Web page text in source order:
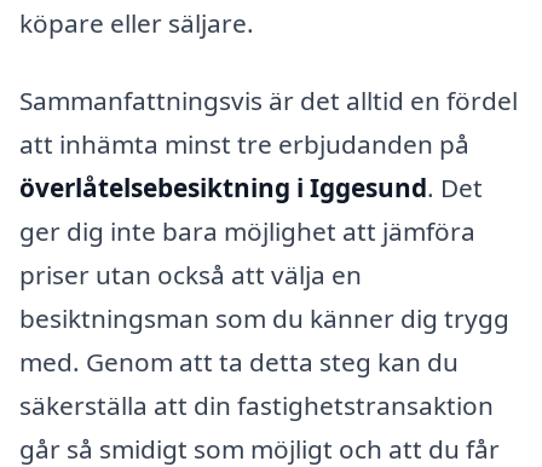
köpare eller säljare.
Sammanfattningsvis är det alltid en fördel
att inhämta minst tre erbjudanden på
överlåtelsebesiktning i Iggesund. Det
ger dig inte bara möjlighet att jämföra
priser utan också att välja en
besiktningsman som du känner dig trygg
med. Genom att ta detta steg kan du
säkerställa att din fastighetstransaktion
går så smidigt som möjligt och att du får